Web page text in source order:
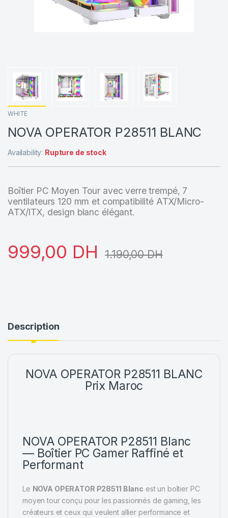
WHITE
NOVA OPERATOR P28511 BLANC
Availability: Rupture de stock
Boîtier PC Moyen Tour avec verre trempé, 7
ventilateurs 120 mm et compatibilité ATX/Micro-
ATX/ITX, design blanc élégant.
999,00 DH 1.190,00DH
Description
NOVA OPERATOR P28511 BLANC
Prix Maroc
NOVA OPERATOR P28511 Blanc
— Boîtier PC Gamer Raffiné et
Performant
Le NOVA OPERATOR P28511 Blanc est un boîtier PC
moyen tour conçu pour les passionnés de gaming, les
créateurs et ceux qui veulent allier performance et